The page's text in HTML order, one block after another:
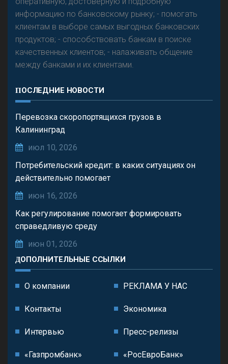
информацию по банковскому рынку; - помогать
клиентам в выборе самых выгодных банковских
продуктов; - способствовать банкам в поиске
качественных клиентов; - налаживать общение
между банками и их клиентами.
ПОСЛЕДНИЕ НОВОСТИ
Перевозка скоропортящихся грузов в
Калининград
июл 10, 2026
Потребительский кредит: в каких ситуациях он
действительно помогает
июн 16, 2026
Как регулирование помогает формировать
справедливую среду
июн 01, 2026
ДОПОЛНИТЕЛЬНЫЕ ССЫЛКИ
О компании РЕКЛАМА У НАС
Контакты Экономика
Интервью Пресс-релизы
«Газпромбанк» «РосЕвроБанк»